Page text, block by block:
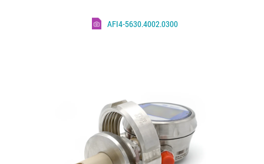
AFI4-5630.4002.0300